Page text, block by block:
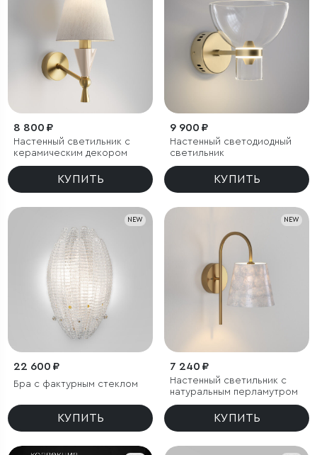
8 800 ₽
Настенный светильник с
керамическим декором
КУПИТЬ
9 900 ₽
Настенный светодиодный
светильник
КУПИТЬ
NEW
22 600 ₽
Бра с фактурным стеклом
КУПИТЬ
NEW
7 240 ₽
Настенный светильник с
натуральным перламутром
КУПИТЬ